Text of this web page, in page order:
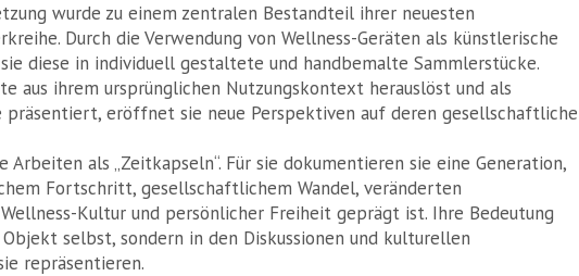
wurde zu einem zentralen Bestandteil ihrer neuesten
Durch die Verwendung von Wellness-Geräten als künstlerische
diese in individuell gestaltete und handbemalte Sammlerstücke.
aus ihrem ursprünglichen Nutzungskontext herauslöst und als
eröffnet sie neue Perspektiven auf deren gesellschaftliche
Arbeiten als „Zeitkapseln“. Für sie dokumentieren sie eine Generation,
Fortschritt, gesellschaftlichem Wandel, veränderten
Kultur und persönlicher Freiheit geprägt ist. Ihre Bedeutung
selbst, sondern in den Diskussionen und kulturellen
repräsentieren.